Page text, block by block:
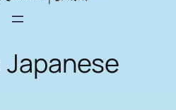
Japanese